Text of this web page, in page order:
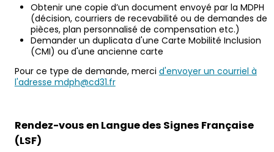
Obtenir une copie d’un document envoyé par la MDPH
(décision, courriers de recevabilité ou de demandes de
pièces, plan personnalisé de compensation etc.)
Demander un duplicata d'une Carte Mobilité Inclusion
(CMI) ou d'une ancienne carte
Pour ce type de demande, merci d'envoyer un courriel à
l'adresse mdph@cd31.fr
Rendez-vous en Langue des Signes Française
(LSF)